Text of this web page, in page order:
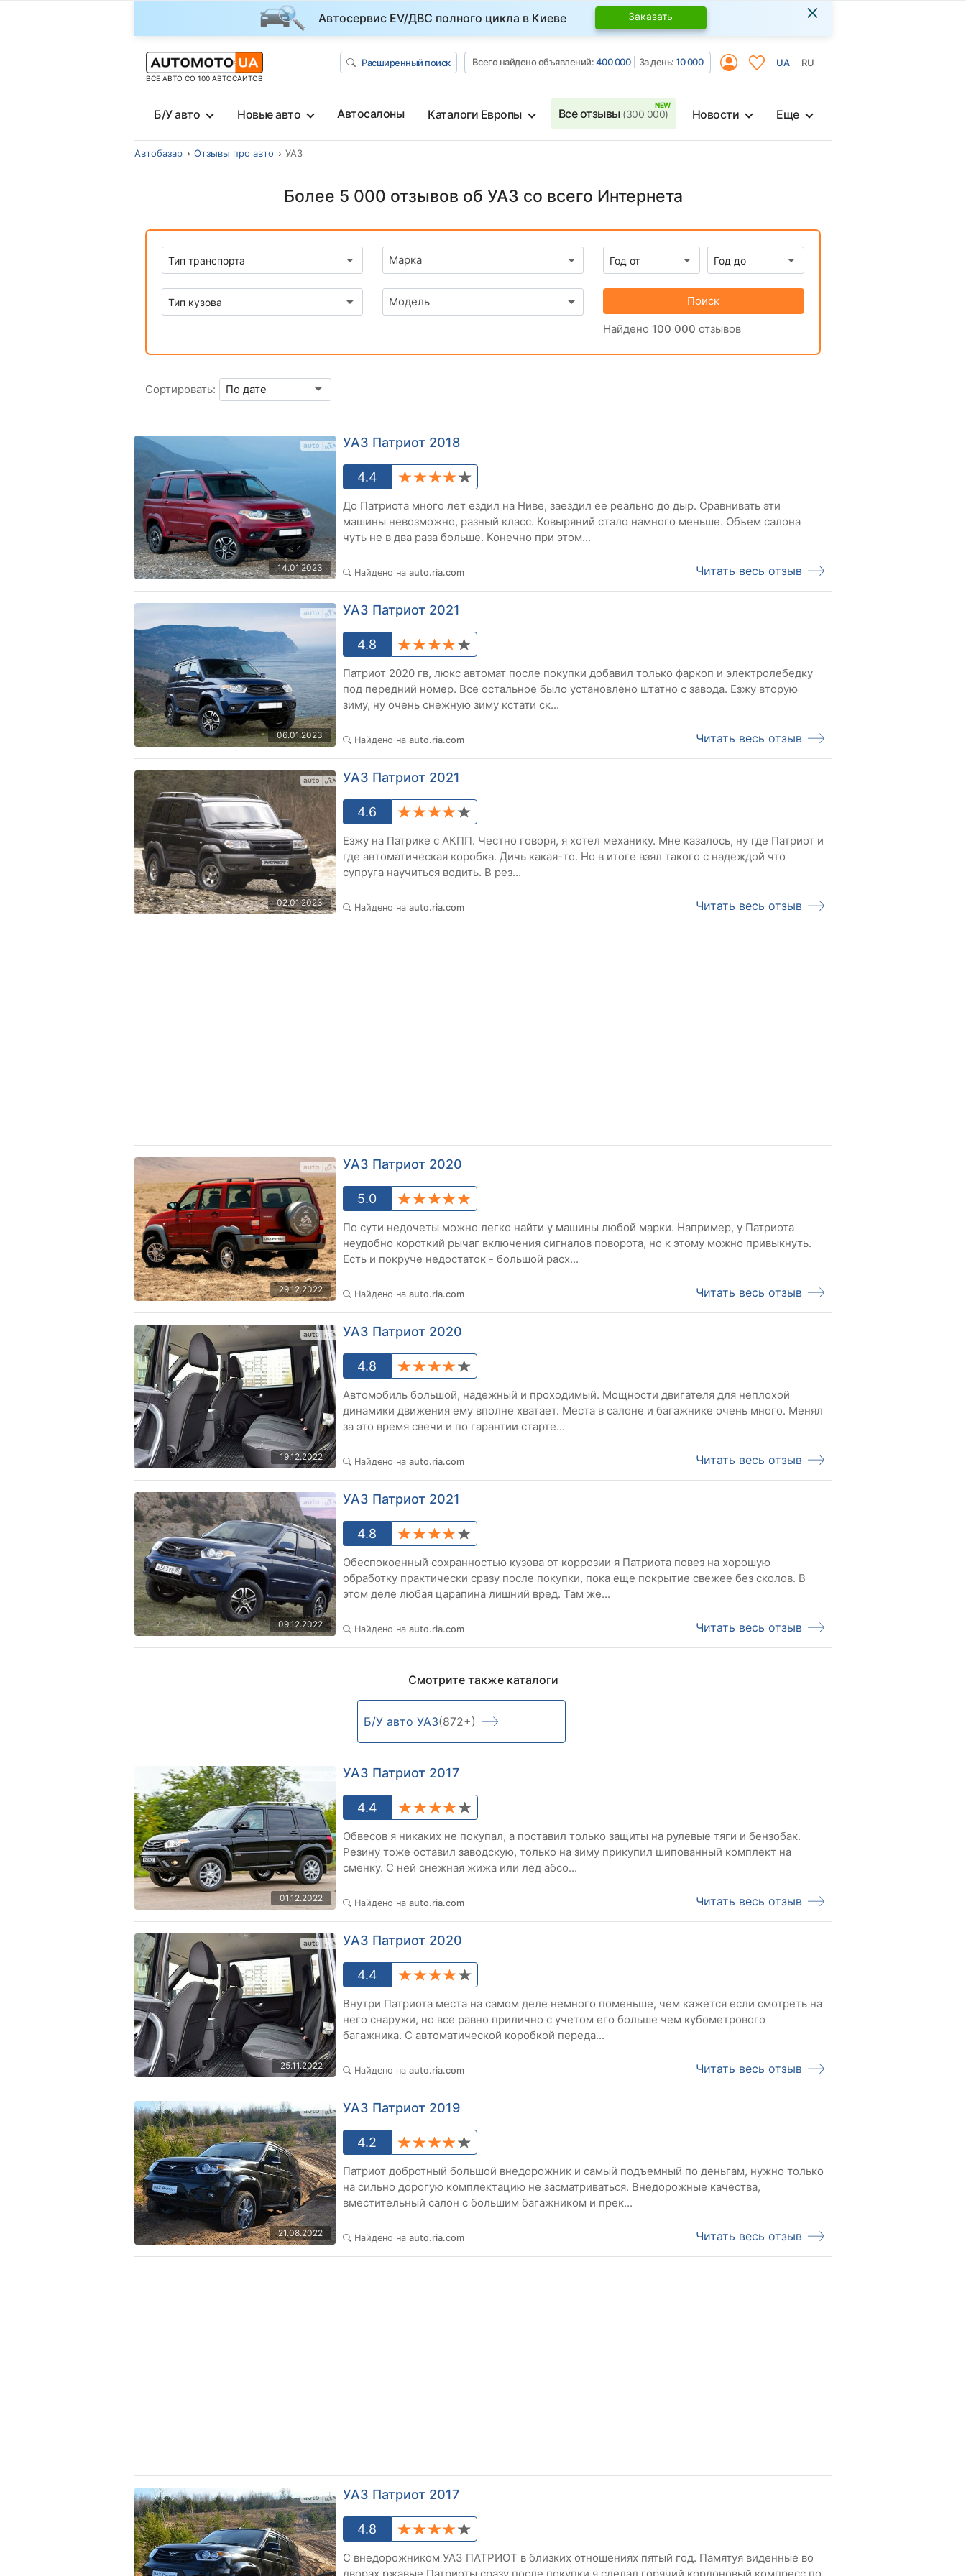
Автосервис EV/ДВС полного цикла в Киеве Заказать ×
ВСЕ АВТО СО 100 АВТОСАЙТОВ
Расширенный поиск Всего найдено объявлений:400 000 За день:10 000 UA RU
Б/У авто Новые авто Автосалоны Каталоги Европы Все отзывы (300 000) Новости Еще
Автобазар Отзывы про авто УАЗ
Более 5 000 отзывов об УАЗ со всего Интернета
Марка
Модель Поиск
Найдено 100 000 отзывов
Сортировать:
14.01.2023
УАЗ Патриот 2018
4.4
До Патриота много лет ездил на Ниве, заездил ее реально до дыр. Сравнивать эти
машины невозможно, разный класс. Ковыряний стало намного меньше. Объем салона
чуть не в два раза больше. Конечно при этом...
Найдено на auto.ria.com Читать весь отзыв
06.01.2023
УАЗ Патриот 2021
4.8
Патриот 2020 гв, люкс автомат после покупки добавил только фаркоп и электролебедку
под передний номер. Все остальное было установлено штатно с завода. Езжу вторую
зиму, ну очень снежную зиму кстати ск...
Найдено на auto.ria.com Читать весь отзыв
02.01.2023
УАЗ Патриот 2021
4.6
Езжу на Патрике с АКПП. Честно говоря, я хотел механику. Мне казалось, ну где Патриот и
где автоматическая коробка. Дичь какая-то. Но в итоге взял такого с надеждой что
супруга научиться водить. В рез...
Найдено на auto.ria.com Читать весь отзыв
29.12.2022
УАЗ Патриот 2020
5.0
По сути недочеты можно легко найти у машины любой марки. Например, у Патриота
неудобно короткий рычаг включения сигналов поворота, но к этому можно привыкнуть.
Есть и покруче недостаток - большой расх...
Найдено на auto.ria.com Читать весь отзыв
19.12.2022
УАЗ Патриот 2020
4.8
Автомобиль большой, надежный и проходимый. Мощности двигателя для неплохой
динамики движения ему вполне хватает. Места в салоне и багажнике очень много. Менял
за это время свечи и по гарантии старте...
Найдено на auto.ria.com Читать весь отзыв
09.12.2022
УАЗ Патриот 2021
4.8
Обеспокоенный сохранностью кузова от коррозии я Патриота повез на хорошую
обработку практически сразу после покупки, пока еще покрытие свежее без сколов. В
этом деле любая царапина лишний вред. Там же...
Найдено на auto.ria.com Читать весь отзыв
Смотрите также каталоги
Б/У авто УАЗ(872+)
01.12.2022
УАЗ Патриот 2017
4.4
Обвесов я никаких не покупал, а поставил только защиты на рулевые тяги и бензобак.
Резину тоже оставил заводскую, только на зиму прикупил шипованный комплект на
сменку. С ней снежная жижа или лед абсо...
Найдено на auto.ria.com Читать весь отзыв
25.11.2022
УАЗ Патриот 2020
4.4
Внутри Патриота места на самом деле немного поменьше, чем кажется если смотреть на
него снаружи, но все равно прилично с учетом его больше чем кубометрового
багажника. С автоматической коробкой переда...
Найдено на auto.ria.com Читать весь отзыв
21.08.2022
УАЗ Патриот 2019
4.2
Патриот добротный большой внедорожник и самый подъемный по деньгам, нужно только
на сильно дорогую комплектацию не засматриваться. Внедорожные качества,
вместительный салон с большим багажником и прек...
Найдено на auto.ria.com Читать весь отзыв
УАЗ Патриот 2017
4.8
С внедорожником УАЗ ПАТРИОТ в близких отношениях пятый год. Памятуя виденные во